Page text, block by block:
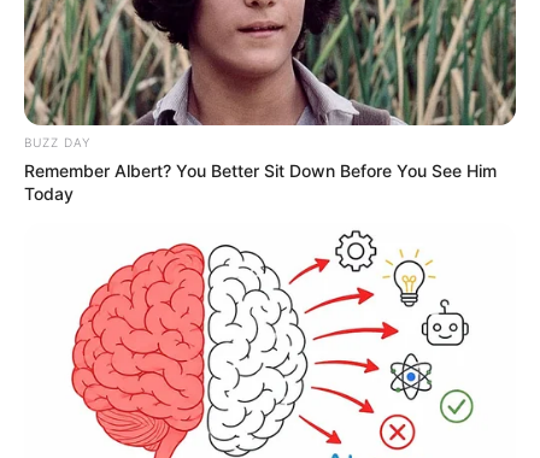
BUZZ DAY
Remember Albert? You Better Sit Down Before You See Him
Today